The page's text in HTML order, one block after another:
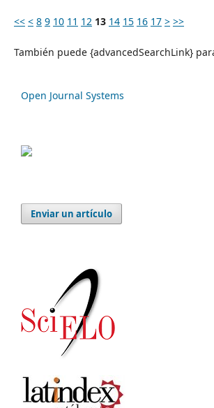
<< < 8 9 10 11 12 13 14 15 16 17 > >>
También puede {advancedSearchLink}
Open Journal Systems
Enviar un artículo